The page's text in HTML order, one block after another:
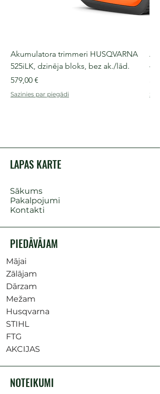
Akumulatora trimmeri HUSQVARNA
525iLK, dzinēja bloks, bez ak./lād.
Cena
579,00 €
Sazinies par piegādi
LAPAS KARTE
Sākums
Pakalpojumi
Kontakti
PIEDĀVĀJAM
Mājai
Zālājam
Dārzam
Mežam
Husqvarna
STIHL
FTG
AKCIJAS
NOTEIKUMI